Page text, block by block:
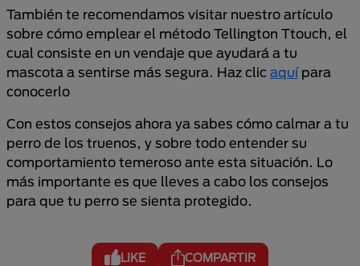
También te recomendamos visitar nuestro artículo
sobre cómo emplear el método Tellington Ttouch, el
cual consiste en un vendaje que ayudará a tu
mascota a sentirse más segura. Haz clic aquípara
conocerlo
Con estos consejos ahora ya sabes cómo calmar a tu
perro de los truenos, y sobre todo entender su
comportamiento temeroso ante esta situación. Lo
más importante es que lleves a cabo los consejos
para que tu perro se sienta protegido.
LIKE COMPARTIR